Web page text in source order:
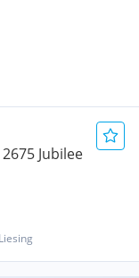
Jubilee